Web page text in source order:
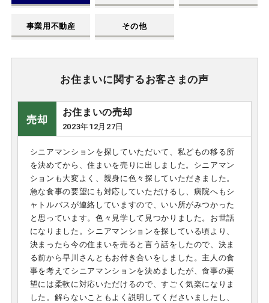
事業用不動産 その他
お住まいに関するお客さまの声
売却
お住まいの売却
2023年12月27日
シニアマンションを探していただいて、私どもの移る所
を決めてから、住まいを売りに出しました。シニアマン
ションも大変よく、親身に色々探していただきました。
急な食事の要望にも対応していただけるし、病院へもシ
ャトルバスが連絡していますので、いい所がみつかった
と思っています。色々見学して見つかりました。お世話
になりました。シニアマンションを探している頃より、
決まったら今の住まいを売ると言う話をしたので、決ま
る前から早川さんともお付き合いをしました。主人の食
事を考えてシニアマンションを決めましたが、食事の要
望には柔軟に対応いただけるので、すごく気楽になりま
した。解らないこともよく説明してくださいましたし、